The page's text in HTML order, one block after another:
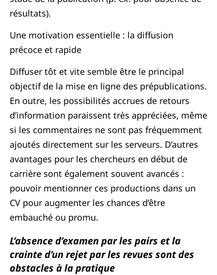
résultats).
Une motivation essentielle : la diffusion
précoce et rapide
Diffuser tôt et vite semble être le principal
objectif de la mise en ligne des prépublications.
En outre, les possibilités accrues de retours
d’information paraissent très appréciées, même
si les commentaires ne sont pas fréquemment
ajoutés directement sur les serveurs. D’autres
avantages pour les chercheurs en début de
carrière sont également souvent avancés :
pouvoir mentionner ces productions dans un
CV pour augmenter les chances d’être
embauché ou promu.
L’absence d’examen par les pairs et la
crainte d’un rejet par les revues sont des
obstacles à la pratique